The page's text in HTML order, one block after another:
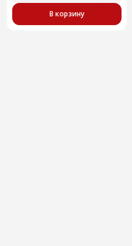
В корзину